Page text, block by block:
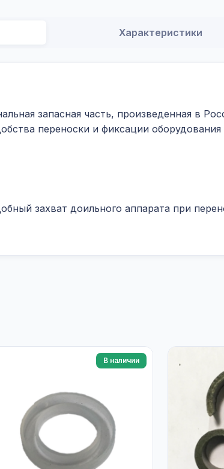
Характеристики
запасная часть, произведенная в
переноски и фиксации
захват доильного аппарата при
В наличии